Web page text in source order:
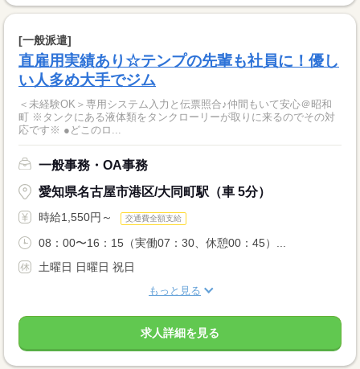
[一般派遣]
直雇用実績あり☆テンプの先輩も社員に！優し
い人多め大手でジム
＜未経験OK＞専用システム入力と伝票照合♪仲間もいて安心＠昭和
町 ※タンクにある液体類をタンクローリーが取りに来るのでその対
応です※ ●どこのロ...
一般事務・OA事務
愛知県名古屋市港区/大同町駅（車 5分）
時給1,550円～ 交通費全額支給
08：00〜16：15（実働07：30、休憩00：45）...
土曜日 日曜日 祝日
もっと見る
求人詳細を見る